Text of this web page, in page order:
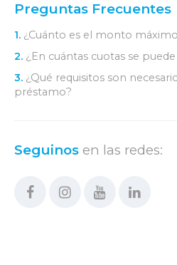
Preguntas Frecuentes
1. ¿Cuánto es el monto
2. ¿En cuántas cuotas se
3. ¿Qué requisitos son
préstamo?
Seguinos en las redes: